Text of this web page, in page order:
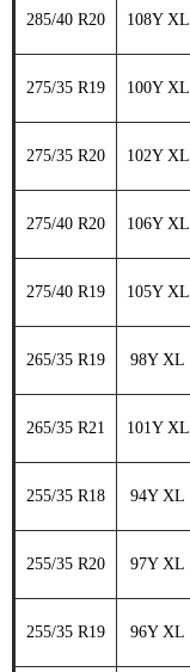
285/40 R20 108Y XL
275/35 R19 100Y XL
275/35 R20 102Y XL
275/40 R20 106Y XL
275/40 R19 105Y XL
265/35 R19 98Y XL
265/35 R21 101Y XL
255/35 R18 94Y XL
255/35 R20 97Y XL
255/35 R19 96Y XL